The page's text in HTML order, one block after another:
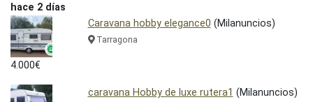
hace 2 días
4.000€
Caravana hobby elegance0 (Milanuncios)
Tarragona
caravana Hobby de luxe rutera1 (Milanuncios)